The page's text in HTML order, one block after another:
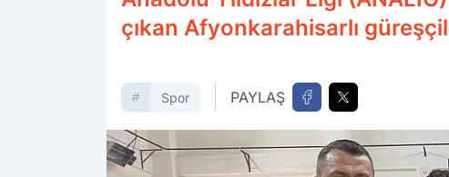
çıkan Afyonkarahisarlı
Spor PAYLAŞ